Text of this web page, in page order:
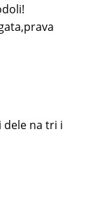
dele na tri i